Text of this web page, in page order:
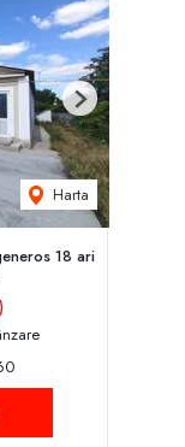
Harta
Next
18 ari